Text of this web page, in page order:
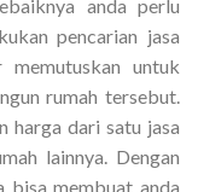
anda perlu
pencarian jasa
memutuskan untuk
rumah tersebut.
harga dari satu jasa
lainnya. Dengan
bisa membuat anda